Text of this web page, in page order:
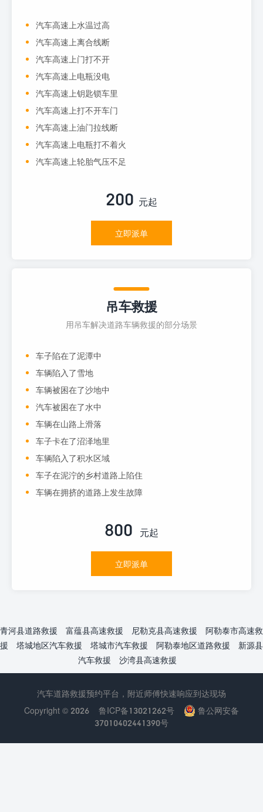
汽车高速上水温过高
汽车高速上离合线断
汽车高速上门打不开
汽车高速上电瓶没电
汽车高速上钥匙锁车里
汽车高速上打不开车门
汽车高速上油门拉线断
汽车高速上电瓶打不着火
汽车高速上轮胎气压不足
200 元起
立即派单
吊车救援
用吊车解决道路车辆救援的部分场景
车子陷在了泥潭中
车辆陷入了雪地
车辆被困在了沙地中
汽车被困在了水中
车辆在山路上滑落
车子卡在了沼泽地里
车辆陷入了积水区域
车子在泥泞的乡村道路上陷住
车辆在拥挤的道路上发生故障
800 元起
立即派单
青河县道路救援 富蕴县高速救援 尼勒克县高速救援
阿勒泰市高速救
援
塔城地区汽车救援 塔城市汽车救援 阿勒泰地区道路救援
新源县
汽车救援
沙湾县高速救援
汽车道路救援预约平台，附近师傅快速响应到达现场
Copyright © 2026
鲁ICP备13021262号
鲁公网安备
37010402441390号